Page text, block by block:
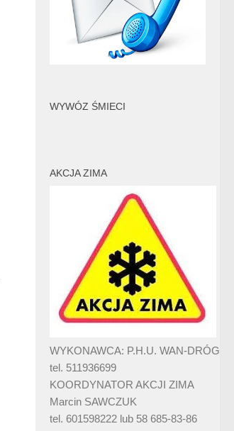
WYWÓZ ŚMIECI
AKCJA ZIMA
WYKONAWCA: P.H.U. WAN-DRÓG
tel. 511936699
KOORDYNATOR AKCJI ZIMA
Marcin SAWCZUK
tel. 601598222 lub 58 685-83-86